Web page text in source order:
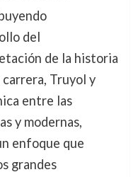
del
de la historia
Truyol y
entre las
y modernas,
enfoque que
grandes